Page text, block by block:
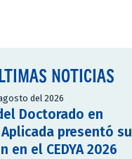
NOTICIAS
del 2026
Doctorado en
presentó su
en el CEDYA 2026